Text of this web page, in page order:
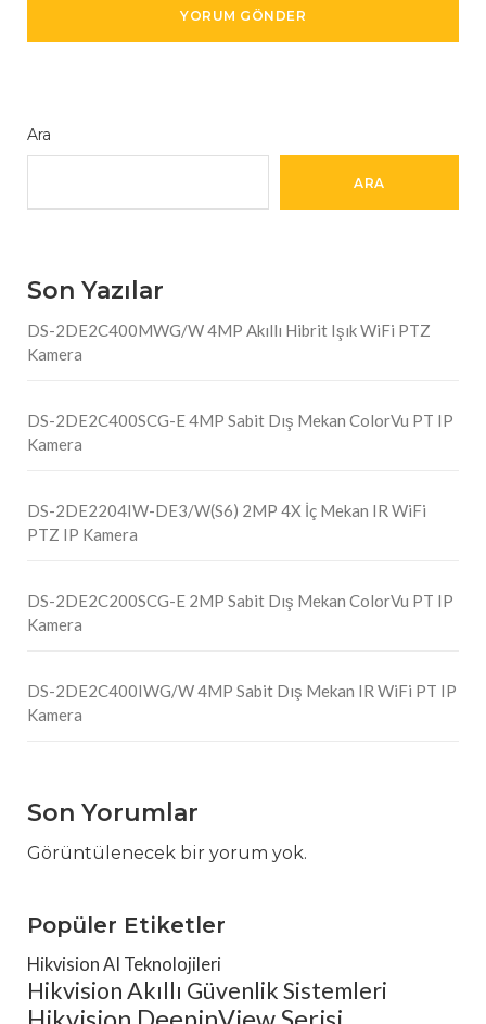
Ara
ARA
Son Yazılar
DS-2DE2C400MWG/W 4MP Akıllı Hibrit Işık WiFi PTZ
Kamera
DS-2DE2C400SCG-E 4MP Sabit Dış Mekan ColorVu PT IP
Kamera
DS-2DE2204IW-DE3/W(S6) 2MP 4X İç Mekan IR WiFi
PTZ IP Kamera
DS-2DE2C200SCG-E 2MP Sabit Dış Mekan ColorVu PT IP
Kamera
DS-2DE2C400IWG/W 4MP Sabit Dış Mekan IR WiFi PT IP
Kamera
Son Yorumlar
Görüntülenecek bir yorum yok.
Popüler Etiketler
Hikvision AI Teknolojileri
Hikvision Akıllı Güvenlik Sistemleri